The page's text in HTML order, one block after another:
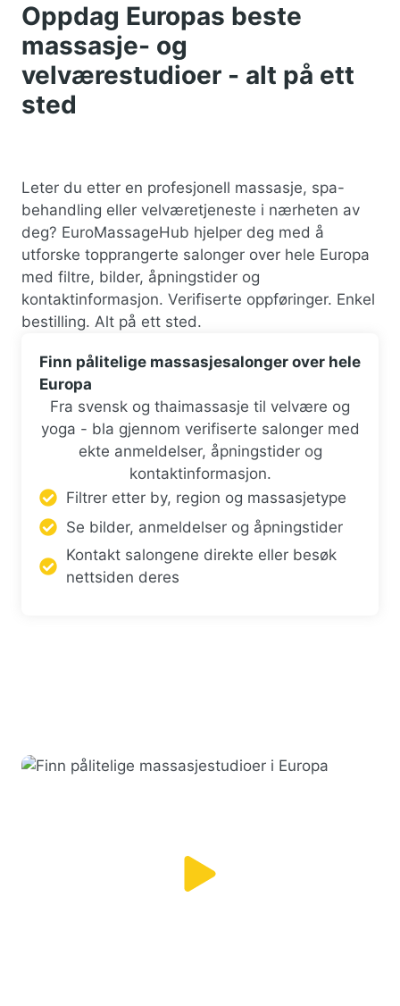
Oppdag Europas beste
massasje- og
velværestudioer - alt på ett
sted
Leter du etter en profesjonell massasje, spa-
behandling eller velværetjeneste i nærheten av
deg? EuroMassageHub hjelper deg med å
utforske topprangerte salonger over hele Europa
med filtre, bilder, åpningstider og
kontaktinformasjon. Verifiserte oppføringer. Enkel
bestilling. Alt på ett sted.
Finn pålitelige massasjesalonger over hele
Europa
Fra svensk og thaimassasje til velvære og
yoga - bla gjennom verifiserte salonger med
ekte anmeldelser, åpningstider og
kontaktinformasjon.
Filtrer etter by, region og massasjetype
Se bilder, anmeldelser og åpningstider
Kontakt salongene direkte eller besøk
nettsiden deres